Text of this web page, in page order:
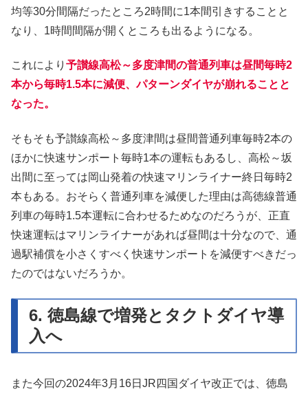
均等30分間隔だったところ2時間に1本間引きすることと
なり、1時間間隔が開くところも出るようになる。
これにより 予讃線高松～多度津間の普通列車は昼間毎時2
本から毎時1.5本に減便、パターンダイヤが崩れることと
なった。
そもそも予讃線高松～多度津間は昼間普通列車毎時2本の
ほかに快速サンポート毎時1本の運転もあるし、高松～坂
出間に至っては岡山発着の快速マリンライナー終日毎時2
本もある。おそらく普通列車を減便した理由は高徳線普通
列車の毎時1.5本運転に合わせるためなのだろうが、正直
快速運転はマリンライナーがあれば昼間は十分なので、通
過駅補償を小さくすべく快速サンポートを減便すべきだっ
たのではないだろうか。
6. 徳島線で増発とタクトダイヤ導
入へ
また今回の2024年3月16日JR四国ダイヤ改正では、徳島